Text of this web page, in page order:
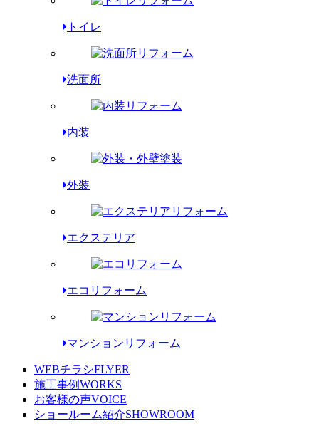
トイレ
洗面所
内装
外装
エクステリア
エコリフォーム
マンションリフォーム
WEBチラシFLYER
施工事例WORKS
お客様の声VOICE
ショールーム紹介SHOWROOM